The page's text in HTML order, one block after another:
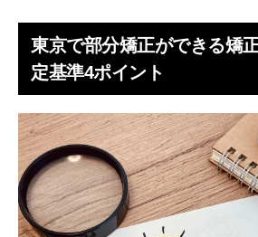
④トータル費用が明確に分かる
最低でも2つ以上の矯正歯科医院
部分矯正ができる東京のおすす
院
【銀座・有楽町エリア】東京銀座有
（PR）
【銀座・有楽町エリア】東京銀座
東京で部分矯正ができる矯
定基準4ポイント